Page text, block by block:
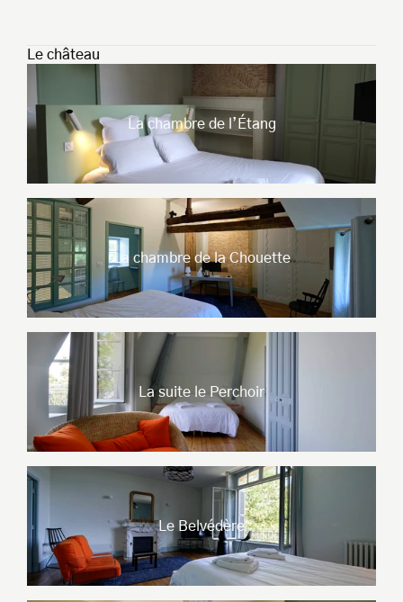
Le château
La chambre de l’Étang
La chambre de la Chouette
La suite le Perchoir
Le Belvédère